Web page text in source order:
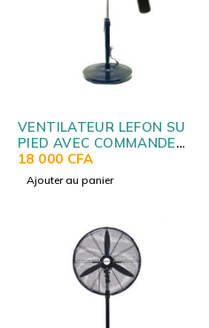
VENTILATEUR LEFON SUR
PIED AVEC COMMANDE
FS401659
18 000 CFA
Ajouter au panier